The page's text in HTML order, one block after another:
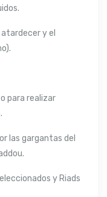
y el
para realizar
las gargantas del
y Riads